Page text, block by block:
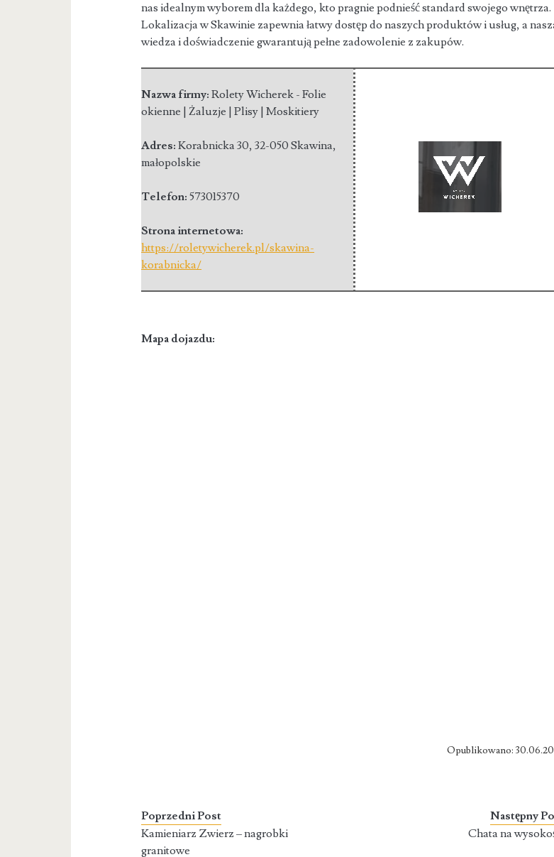
nas idealnym wyborem dla każdego, kto pragnie podnieść standard swojego wnętrza.
Lokalizacja w Skawinie zapewnia łatwy dostęp do naszych produktów i usług, a
wiedza i doświadczenie gwarantują pełne zadowolenie z zakupów.
Nazwa firmy:Rolety Wicherek - Folie
okienne | Żaluzje | Plisy | Moskitiery
Adres:Korabnicka 30,32-050 Skawina,
małopolskie
Telefon:573015370
Strona internetowa:
https://roletywicherek.pl/skawina-
korabnicka/
Mapa dojazdu:
Opublikowano:
Poprzedni Post
Kamieniarz Zwierz – nagrobki
granitowe
Następny
Chata na